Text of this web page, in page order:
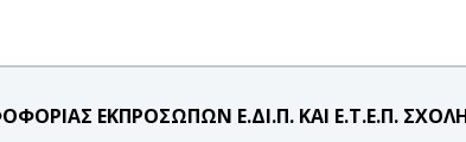
ΕΚΠΡΟΣΩΠΩΝ Ε.ΔΙ.Π. ΚΑΙ Ε.Τ.Ε.Π.